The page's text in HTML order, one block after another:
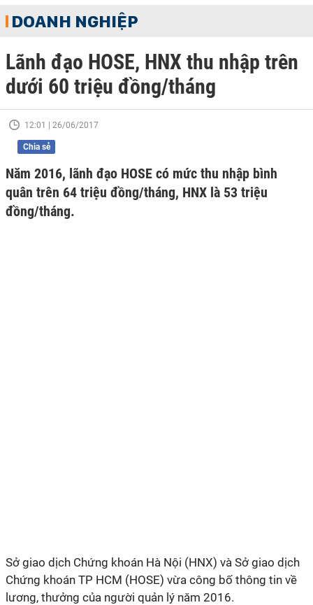
DOANH NGHIỆP
Lãnh đạo HOSE, HNX thu nhập trên
dưới 60 triệu đồng/tháng
12:01 | 26/06/2017
Chia sẻ
Năm 2016, lãnh đạo HOSE có mức thu nhập bình
quân trên 64 triệu đồng/tháng, HNX là 53 triệu
đồng/tháng.
Sở giao dịch Chứng khoán Hà Nội (HNX) và Sở giao dịch
Chứng khoán TP HCM (HOSE) vừa công bố thông tin về
lương, thưởng của người quản lý năm 2016.